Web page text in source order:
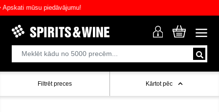
mūsu piedāvājumu!
Filtrēt preces Kārtot pēc